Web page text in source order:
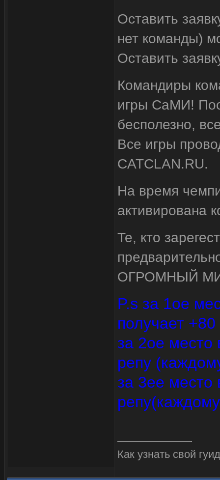
Оставить
нет команды)
Оставить
Командиры
игры СаМИ!
бесполезно,
Все игры
CATCLAN.RU.
На время
активирована
Те, кто
ОГРОМНЫЙ
P.s за 1ое
получает
за 2ое место
репу
за 3ее место
Как узнать свой